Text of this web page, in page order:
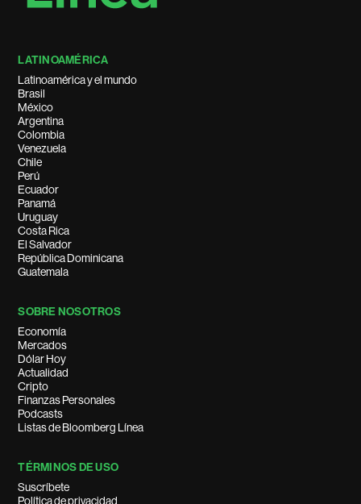
LATINOAMÉRICA
Latinoamérica y el mundo
Brasil
México
Argentina
Colombia
Venezuela
Chile
Perú
Ecuador
Panamá
Uruguay
Costa Rica
El Salvador
República Dominicana
Guatemala
SOBRE NOSOTROS
Economía
Mercados
Dólar Hoy
Actualidad
Cripto
Finanzas Personales
Podcasts
Listas de Bloomberg Línea
TÉRMINOS DE USO
Suscríbete
Política de privacidad